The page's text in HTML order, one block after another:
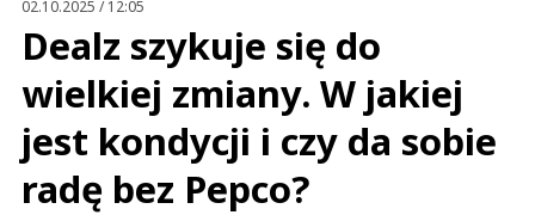
02.10.2025 / 12:05
Dealz szykuje się do
wielkiej zmiany. W jakiej
jest kondycji i czy da sobie
radę bez Pepco?